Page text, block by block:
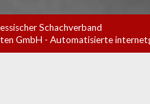
Schachverband
GmbH - Automatisierte